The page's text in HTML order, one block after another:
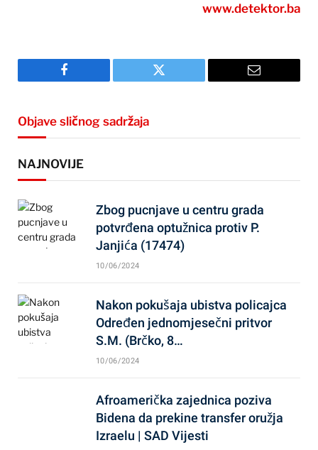
www.detektor.ba
Facebook Twitter Email
Objave sličnog sadržaja
NAJNOVIJE
Zbog pucnjave u centru grada
potvrđena optužnica protiv P.
Janjića (17474)
10/06/2024
Nakon pokušaja ubistva policajca
Određen jednomjesečni pritvor
S.M. (Brčko, 8…
10/06/2024
Afroamerička zajednica poziva
Bidena da prekine transfer oružja
Izraelu | SAD Vijesti